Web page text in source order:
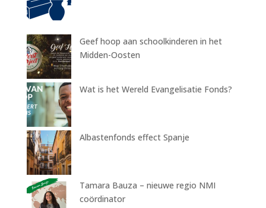
Geef hoop aan schoolkinderen in het
Midden-Oosten
Wat is het Wereld Evangelisatie Fonds?
Albastenfonds effect Spanje
Tamara Bauza – nieuwe regio NMI
coördinator